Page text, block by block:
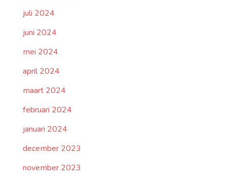
juli 2024
juni 2024
mei 2024
april 2024
maart 2024
februari 2024
januari 2024
december 2023
november 2023